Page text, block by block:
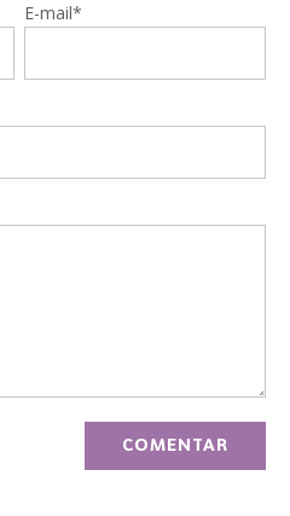
E-mail*